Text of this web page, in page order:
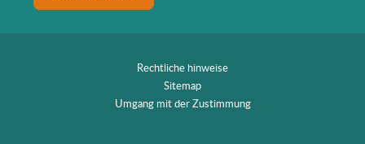
Rechtliche hinweise
Sitemap
Umgang mit der Zustimmung